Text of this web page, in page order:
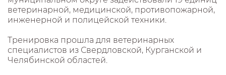
ветеринарной, медицинской, противопожарной,
инженерной и полицейской техники.
Тренировка прошла для ветеринарных
специалистов из Свердловской, Курганской и
Челябинской областей.